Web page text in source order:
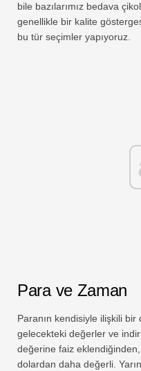
bile bazılarımız bedava
genellikle bir kalite
bu tür seçimler yapıyoruz.
Para ve Zaman
Paranın kendisiyle ilişkili bir
gelecekteki değerler ve
değerine faiz
dolardan daha değerli.